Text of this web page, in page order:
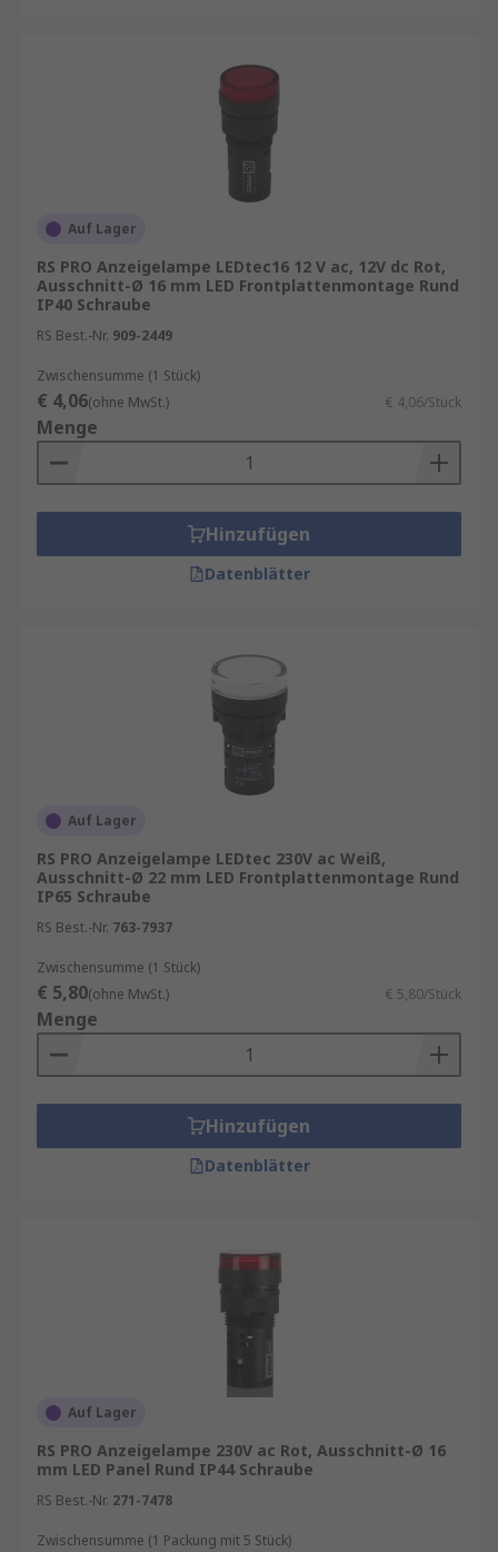
Auf Lager
RS PRO Anzeigelampe LEDtec16 12 V ac, 12V dc Rot,
Ausschnitt-Ø 16 mm LED Frontplattenmontage Rund
IP40 Schraube
RS Best.-Nr. 909-2449
Zwischensumme (1 Stück)
€ 4,06(ohne MwSt.) € 4,06/Stück
Menge
Hinzufügen
Datenblätter
Auf Lager
RS PRO Anzeigelampe LEDtec 230V ac Weiß,
Ausschnitt-Ø 22 mm LED Frontplattenmontage Rund
IP65 Schraube
RS Best.-Nr. 763-7937
Zwischensumme (1 Stück)
€ 5,80(ohne MwSt.) € 5,80/Stück
Menge
Hinzufügen
Datenblätter
Auf Lager
RS PRO Anzeigelampe 230V ac Rot, Ausschnitt-Ø 16
mm LED Panel Rund IP44 Schraube
RS Best.-Nr. 271-7478
Zwischensumme (1 Packung mit 5 Stück)